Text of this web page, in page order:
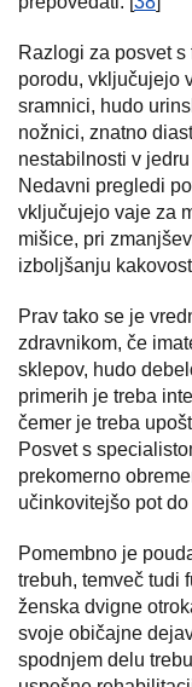
Razlogi za posvet
porodu, vključujejo
sramnici, hudo
nožnici, znatno
nestabilnosti v
Nedavni pregledi
vključujejo vaje za
mišice, pri
izboljšanju
Prav tako se je
zdravnikom, če
sklepov, hudo
primerih je treba
čemer je treba
Posvet s
prekomerno
učinkovitejšo pot
Pomembno je
trebuh, temveč tudi
ženska dvigne
svoje običajne
spodnjem delu